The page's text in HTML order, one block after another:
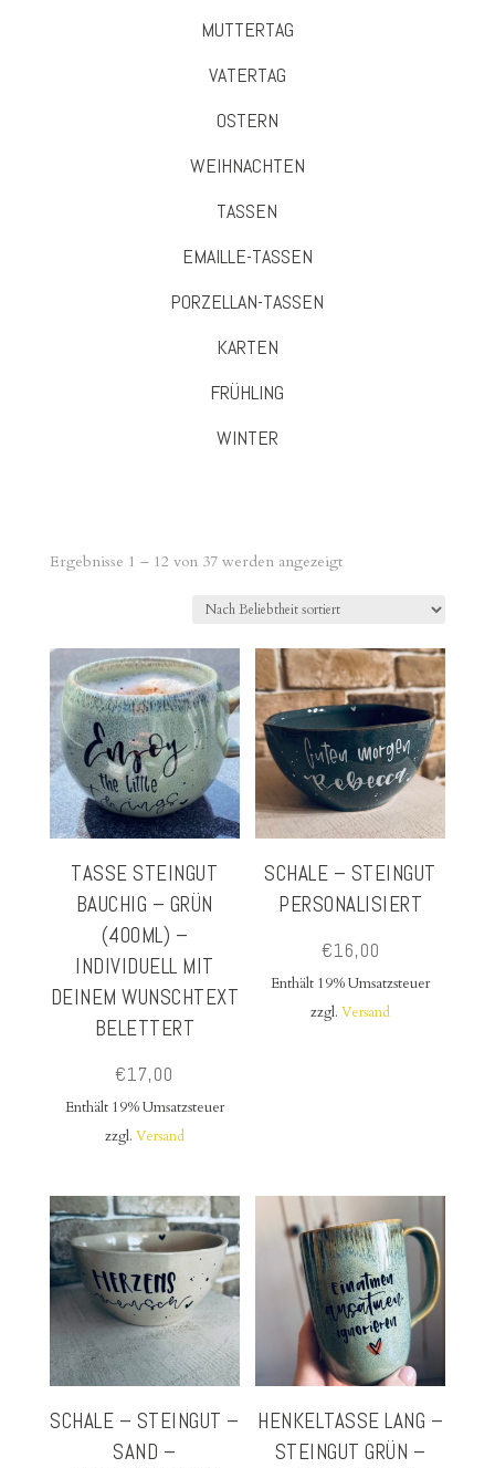
MUTTERTAG
VATERTAG
OSTERN
WEIHNACHTEN
TASSEN
EMAILLE-TASSEN
PORZELLAN-TASSEN
KARTEN
FRÜHLING
WINTER
Ergebnisse 1 – 12 von 37 werden angezeigtNach
TASSE STEINGUT
BAUCHIG – GRÜN
(400ML) –
INDIVIDUELL MIT
DEINEM WUNSCHTEXT
BELETTERT
€17,00
Enthält 19% Umsatzsteuer
zzgl. Versand
SCHALE – STEINGUT
PERSONALISIERT
€16,00
Enthält 19% Umsatzsteuer
zzgl.Versand
SCHALE – STEINGUT –
SAND –
HENKELTASSE LANG –
STEINGUT GRÜN –